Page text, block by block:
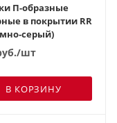
П-образные
в покрытии RR
серый)
/шт
В КОРЗИНУ